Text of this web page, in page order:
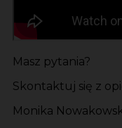
Masz pytania?
Skontaktuj się z
Monika